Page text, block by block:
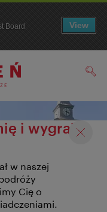
i wygraj
w naszej
Cię o
Board
View